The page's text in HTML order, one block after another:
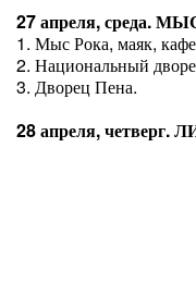
27 апреля, среда.
1. Мыс Рока, маяк,
2. Национальный
3. Дворец Пена.
28 апреля, четверг.